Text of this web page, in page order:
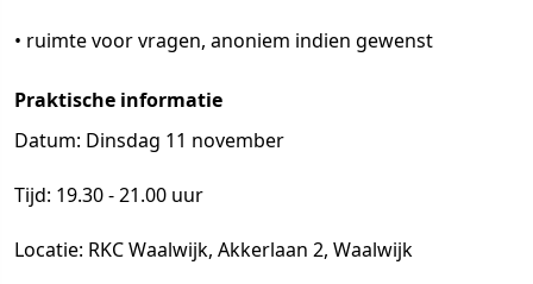
• ruimte voor vragen, anoniem indien gewenst
Praktische informatie
Datum: Dinsdag 11 november
Tijd: 19.30 - 21.00 uur
Locatie: RKC Waalwijk, Akkerlaan 2, Waalwijk